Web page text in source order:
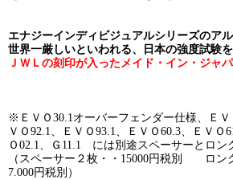
エナジーインディビジュアルシリーズのア
世界一厳しいといわれる、日本の強度試験
ＪＷＬの刻印が入ったメイド・イン・ジャ
※ＥＶＯ30.1オーバーフェンダー仕様、ＥＶ
ＶＯ92.1、ＥＶＯ93.1、ＥＶＯ60.3、ＥＶＯ
Ｏ02.1、Ｇ11.1 には別途スペーサーとロン
（スペーサー２枚・・15000円税別 ロン
7.000円税別）